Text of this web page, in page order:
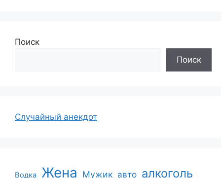
Поиск
Поиск
Случайный анекдот
Водка Жена Мужик авто алкоголь